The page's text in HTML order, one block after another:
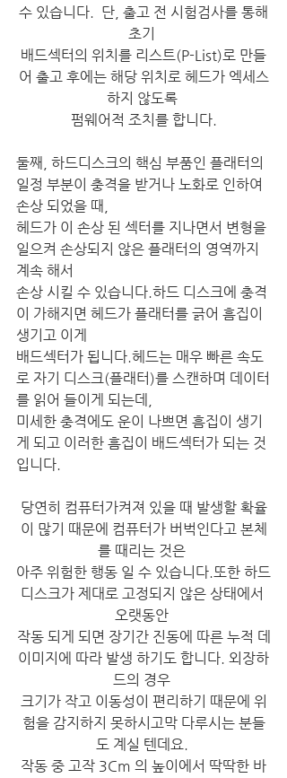
수 있습니다.  단, 출고 전 시험검사를 통해
초기
배드섹터의 위치를 리스트(P-List)로 만들
어 출고 후에는 해당 위치로 헤드가 엑세스
하지 않도록
펌웨어적 조치를 합니다.
​둘째, 하드디스크의 핵심 부품인 플래터의
일정 부분이 충격을 받거나 노화로 인하여
손상 되었을 때,
헤드가 이 손상 된 섹터를 지나면서 변형을
일으켜 손상되지 않은 플래터의 영역까지
계속 해서
손상 시킬 수 있습니다.​하드 디스크에 충격
이 가해지면 헤드가 플래터를 긁어 흠집이
생기고 이게
배드섹터가 됩니다.헤드는 매우 빠른 속도
로 자기 디스크(플래터)를 스캔하며 데이터
를 읽어 들이게 되는데,
미세한 충격에도 운이 나쁘면 흠집이 생기
게 되고 이러한 흠집이 배드섹터가 되는 것
입니다.
당연히 컴퓨터가켜져 있을 때 발생할 확율
이 많기 때문에 컴퓨터가 버벅인다고 본체
를 때리는 것은
아주 위험한 행동 일 수 있습니다.​또한 하드
디스크가 제대로 고정되지 않은 상태에서
오랫동안
작동 되게 되면 장기간 진동에 따른 누적 데
이미지에 따라 발생 하기도 합니다. 외장하
드의 경우
크기가 작고 이동성이 편리하기 때문에 위
험을 감지하지 못하시고막 다루시는 분들
도 계실 텐데요.
작동 중 고작 3Cm 의 높이에서 딱딱한 바